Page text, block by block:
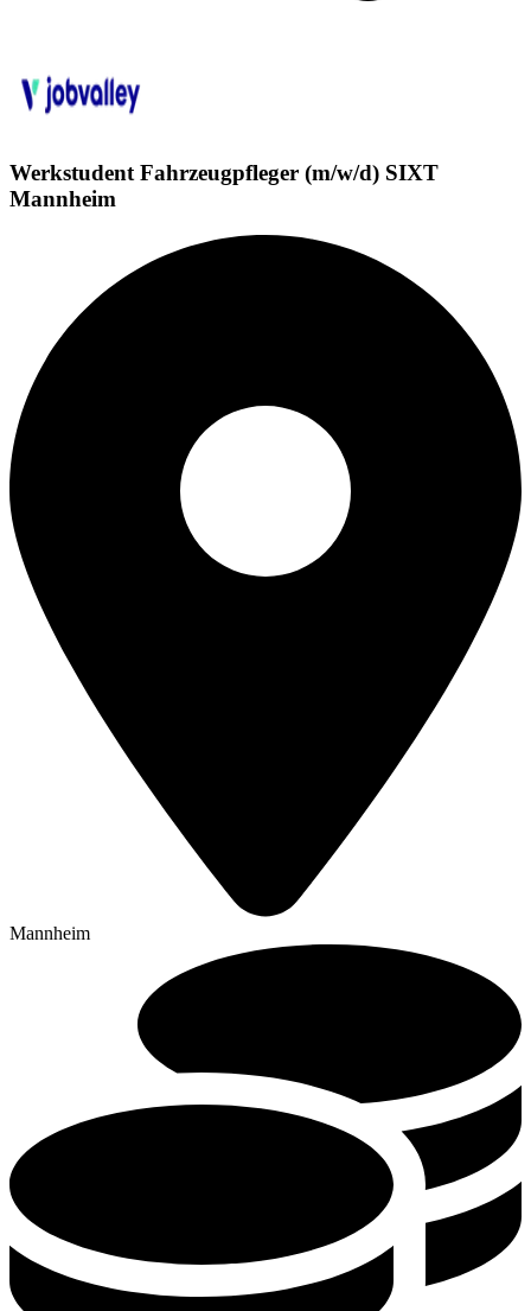
Werkstudent Fahrzeugpfleger (m/w/d) SIXT
Mannheim
Mannheim